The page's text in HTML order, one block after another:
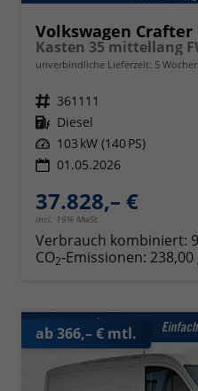
Volkswagen Crafter
unverbindliche Lieferzeit: 5 Wochen
Fahrzeugnr. 361111
Kraftstoff Diesel
Leistung 103 kW (140 PS)
01.05.2026
37.828,– €
incl. 19% MwSt.
Verbrauch kombiniert:
CO2-Emissionen:
ab 366,– € mtl.